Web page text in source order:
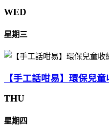
WED
星期三
【手工話咁易】環保兒
THU
星期四